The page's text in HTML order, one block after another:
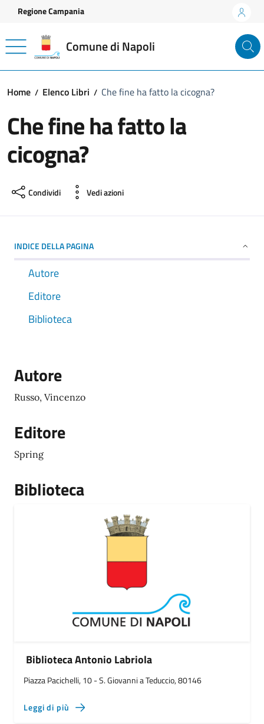
Vai ai contenuti
Vai al footer
Regione Campania
Comune di Napoli
Home Elenco Libri Che fine ha fatto la cicogna?
Che fine ha fatto la
cicogna?
Condividi Vedi azioni
INDICE DELLA PAGINA
Autore
Editore
Biblioteca
Autore
Russo, Vincenzo
Editore
Spring
Biblioteca
Biblioteca Antonio Labriola
Piazza Pacichelli, 10 - S. Giovanni a Teduccio, 80146
Leggi di più